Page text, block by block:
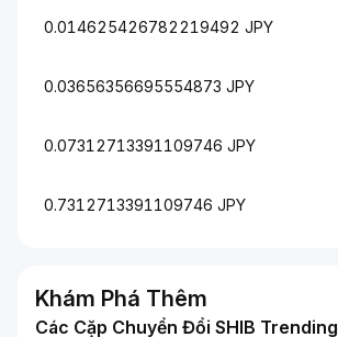
0.014625426782219492 JPY
0.03656356695554873 JPY
0.07312713391109746 JPY
0.7312713391109746 JPY
Khám Phá Thêm
Các Cặp Chuyển Đổi SHIB Trending